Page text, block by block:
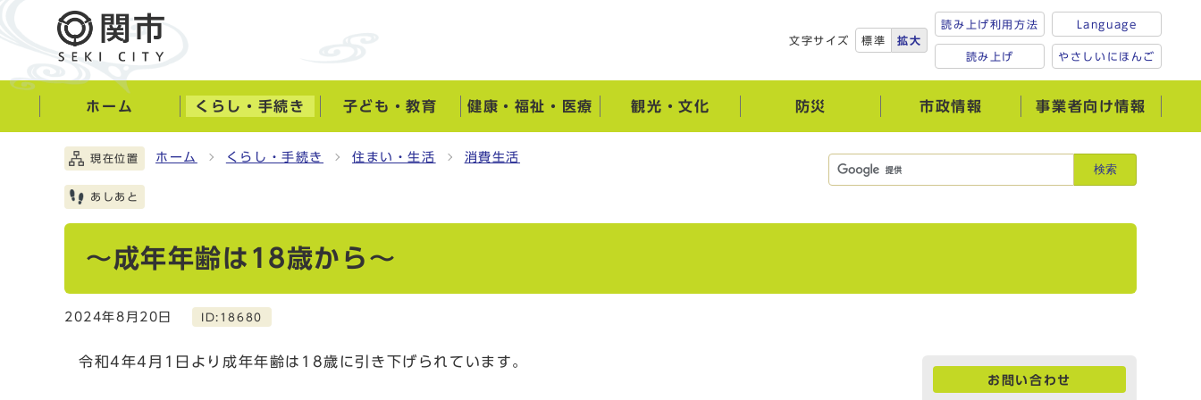
文字サイズ 標準 拡大
読み上げ利用方法
読み上げ
Language
やさしいにほんご
ホーム くらし・手続き 子ども・教育 健康・福祉・医療 観光・文化 防災 市政情報 事業者向け情報
検索
現在位置 ホーム くらし・手続き 住まい・生活 消費生活
あしあと
～成年年齢は18歳から～
2024年8月20日 ID:18680
令和4年4月1日より成年年齢は18歳に引き下げられています。
お問い合わせ